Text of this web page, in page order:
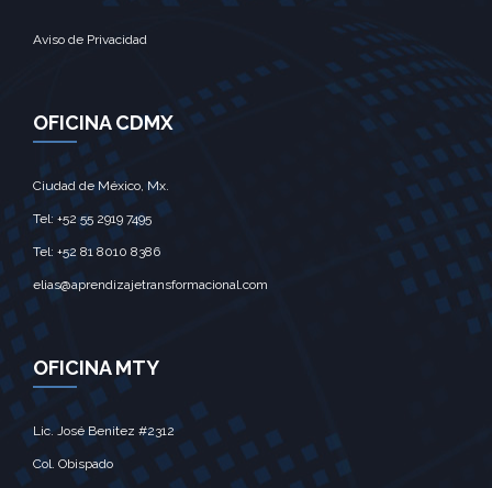
Aviso de Privacidad
OFICINA CDMX
Ciudad de México, Mx.‎
Tel: +52 55 2919 7495‎
Tel: +52 81 8010 8386
elias@aprendizajetransformacional.com
OFICINA MTY
Lic. José Benitez #2312
Col. Obispado